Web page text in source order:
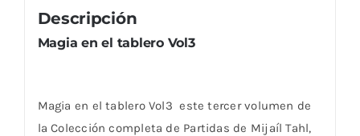
Descripción
Magia en el tablero Vol3
Magia en el tablero Vol3 este tercer volumen de
la Colección completa de Partidas de Mijaíl Tahl,